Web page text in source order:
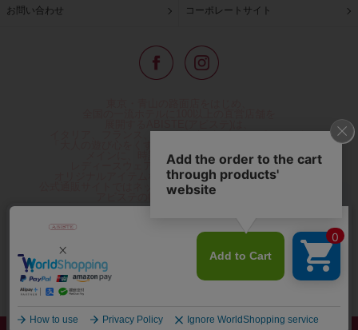
お問い合わせ コーポレートサイト
イタリア、フランス、アメリカなどからインポートした
メインに、時計、バッグ、財布、小物、
レディースウェアや、ここでしか手に入らない
オリジナルアイテムなどを幅広くご用意しています。
公式通販サイトではネックレスやイヤリングをはじめとする
アビステの幅広い商品を取り揃え、
人気ランキングやテレビなどメディア着用商品、
などのサービスをご提供。
心躍るインポートアクセサリーや時計、小物などで、
お客様の日常をほんの少し豊かにし、
夢やときめきを与えられるよう願っています。
◆ギフトラッピング無料/11,000円以上のご注文で送料無料◆